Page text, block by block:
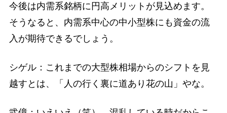
今後は内需系銘柄に円高メリットが見込めます。
そうなると、内需系中心の中小型株にも資金の流
入が期待できるでしょう。
シゲル：これまでの大型株相場からのシフトを見
越すとは、「人の行く裏に道あり花の山」やな。